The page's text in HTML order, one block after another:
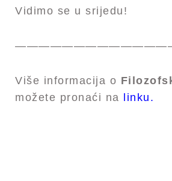
Vidimo se u srijedu!
Više informacija o
možete pronaći na
linku.